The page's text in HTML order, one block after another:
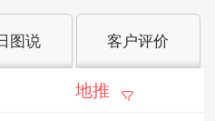
图说 客户评价
地推